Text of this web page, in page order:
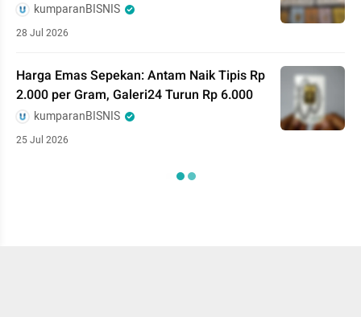
kumparanBISNIS
28 Jul 2026
Harga Emas Sepekan: Antam Naik Tipis Rp
2.000 per Gram, Galeri24 Turun Rp 6.000
kumparanBISNIS
25 Jul 2026